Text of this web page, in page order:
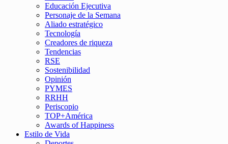
Educación Ejecutiva
Personaje de la Semana
Aliado estratégico
Tecnología
Creadores de riqueza
Tendencias
RSE
Sostenibilidad
Opinión
PYMES
RRHH
Periscopio
TOP+América
Awards of Happiness
Estilo de Vida